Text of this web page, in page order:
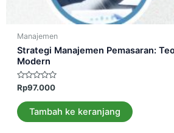
Manajemen
Strategi Manajemen Pemasaran:
Modern
Dinilai
dari
5
Rp97.000
Tambah ke keranjang